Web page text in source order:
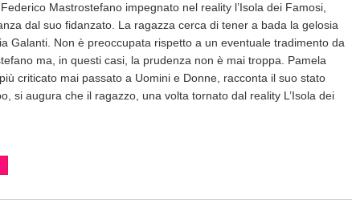
Mastrostefano impegnato nel reality l’Isola dei Famosi,
dal suo fidanzato. La ragazza cerca di tener a bada la gelosia
Galanti. Non è preoccupata rispetto a un eventuale tradimento da
ma, in questi casi, la prudenza non è mai troppa. Pamela
criticato mai passato a Uomini e Donne, racconta il suo stato
si augura che il ragazzo, una volta tornato dal reality L’Isola dei